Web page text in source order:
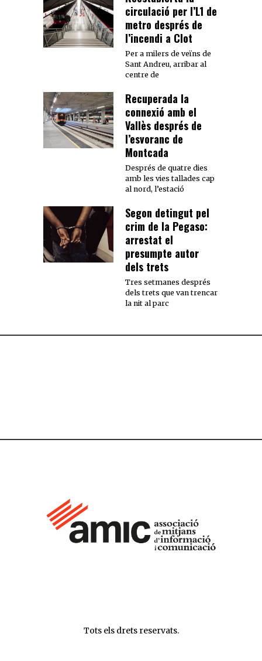
circulació per l’L1 de
metro després de
l’incendi a Clot
Per a milers de veïns de
Sant Andreu, arribar al
centre de
Recuperada la
connexió amb el
Vallès després de
l’esvoranc de
Montcada
Després de quatre dies
amb les vies tallades cap
al nord, l’estació
Segon detingut pel
crim de la Pegaso:
arrestat el
presumpte autor
dels trets
Tres setmanes després
dels trets que van trencar
la nit al parc
Tots els drets reservats.